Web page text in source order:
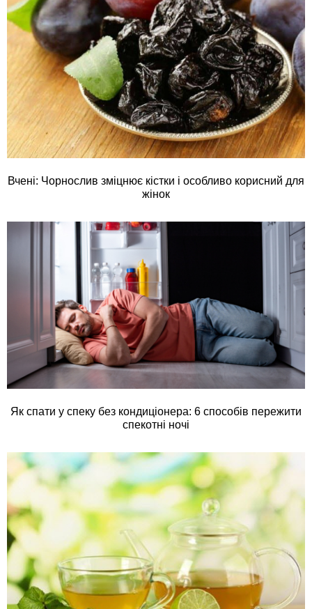
Вчені: Чорнослив зміцнює кістки і особливо корисний для
жінок
Як спати у спеку без кондиціонера: 6 способів пережити
спекотні ночі